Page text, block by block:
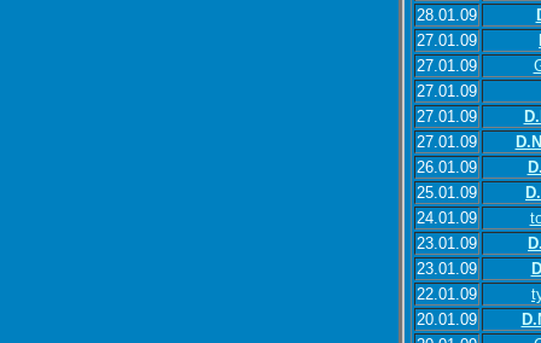
28.01.09
27.01.09
27.01.09
27.01.09
27.01.09
27.01.09
26.01.09
25.01.09
24.01.09
23.01.09
23.01.09
22.01.09
20.01.09